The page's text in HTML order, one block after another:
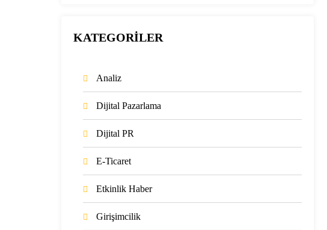
KATEGORİLER
Analiz
Dijital Pazarlama
Dijital PR
E-Ticaret
Etkinlik Haber
Girişimcilik